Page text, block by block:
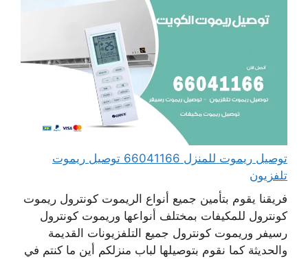
توصيل ريموت للمنزل 66041166 توصيل ريموت
تلفزيون
فريقنا يقوم بتأمين جميع أنواع الريموت كونترول ريموت
كونترول للمكيفات بمختلف أنواعها وريموت كونترول
رسيفر وريموت كونترول جميع التلفزيونات القديمة
والحديثة كما نقوم بتوصيلها لباب منزلكم أين ما كنتم في